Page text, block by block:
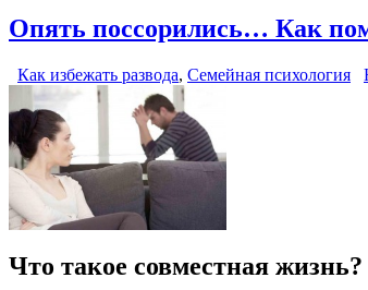
Опять поссорились… Как
Как избежать развода, Семейная психология
Что такое совместная жизнь?